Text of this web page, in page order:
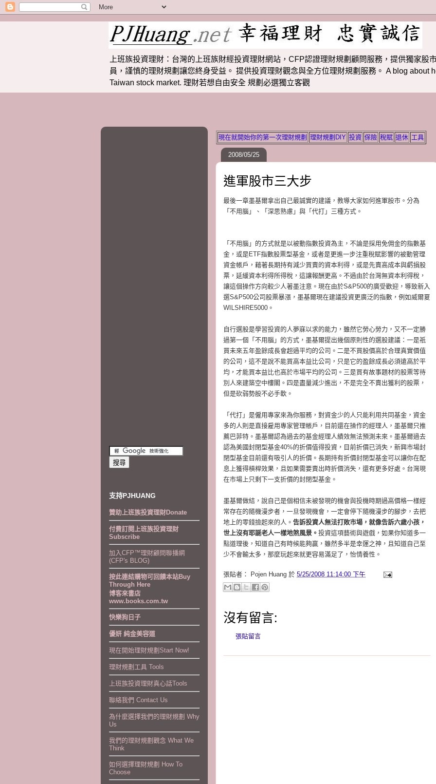
上班族投資理財：台灣的上班族財經投資理財網站，CFP認證理財規劃顧問服務，提供獨家股
員，謹慎的理財規劃讓您終身受益。 提供投資理財觀念與全方位理財規劃服務。 A blog about
Taiwan stock market. 理財若想自由安全 規劃必選獨立客觀
現在就開始你的第一次理財規劃 理財規劃DIY 投資 保險 稅賦 退休 工具
2008/05/25
進軍股市三大步
最後一章墨基爾拿出自己最誠實的建議，教導大家如何進軍股市。分為
「不用腦」、「深思熟慮」與「代打」三種方式。
「不用腦」的方式就是以被動指數投資為主，不論是採用免佣金的指數基
金，或是ETF指數股票型基金，或者是更進一步注重稅賦影響的被動管理
資金帳戶，藉著長期持有減少買賣的資本利得，或是先賣高成本與虧損股
票，延緩資本利得所得稅，這讓報酬更高。不過由於台灣無資本利得稅，
讓這個操作方向較少人著墨注意。現在由於S&P500的廣受歡迎，導致新入
選S&P500公司股票暴漲，墨基爾現在建議投資更廣泛的指數，例如威爾夏
WILSHIRE5000。
自行選股是學習投資的人夢寐以求的能力，雖然它勞心勞力，又不一定勝
過第一個「不用腦」的方式，墨基爾提出幾個原則性的選股建議：一是祇
買未來五年盈餘成長會超過平均的公司。二是不買股價高於合理真實價值
的公司，這不是說不能買高本益比公司，只是它的盈餘成長必須遠高於平
均，才能買本益比也高於市場平均的公司。三是買有故事題材的股票等待
別人來建築空中樓閣。四是盡量減少進出，不是完全不賣出獲利的股票，
但是砍弱勢股不必手軟。
「代打」是僱用專家來為你服務，對資金少的人只能利用共同基金，資金
多的人則是直接雇用專家管理帳戶，目前還在操作的經理人，墨基爾只推
薦巴菲特。墨基爾認為過去的基金經理人績效無法預測未來。墨基爾過去
認為美國封閉型基金40%的折價值得投資，目前折價已消失，新興市場封
閉型基金目前還有吸引人的折價。長期持有折價封閉型基金可以讓你在配
息上獲得槓桿效果，且如果需要賣出時折價消失，還有更多好處。台灣現
在市場上只剩下一支折價的封閉型基金。
墨基爾做結，說自己是個相信未被發現的機會與投機時期過高價格一樣經
常存在的隨機漫步者，一旦發現機會，一定會停下隨機漫步的腳步，去把
地上的零錢撿起來的人。 告訴投資人無法打敗市場，就像告訴六歲小孩，
世上沒有耶誕老人一樣地煞風景。 投資這項藝術與遊戲，如果你知道多一
點道理後，知道自己有時候能夠贏，雖然多半是幸運之神，且知道自己至
少不會輸太多，那麼玩起來就更容易滿足了，怡情養性。
張貼者： Pojen Huang 於 5/25/2008 11:14:00 下午
沒有留言:
張貼留言
支持PJHUANG
贊助上班族投資理財Donate
付費訂閱上班族投資理財
Subscribe
加入CFP™理財顧問聯播網
(CFP's BLOG)
按此連結購物可回饋本站Buy
Through Here
博客來書店
www.books.com.tw
快樂狗日子
優妍 純金美容道
現在開始理財規劃Start Now!
理財規劃工具 Tools
上班族投資理財真心話Tools
聯絡我們 Contact Us
為什麼選擇我們的理財規劃 Why
Us
我們的理財規劃觀念 What We
Think
如何選擇理財規劃 How To
Choose